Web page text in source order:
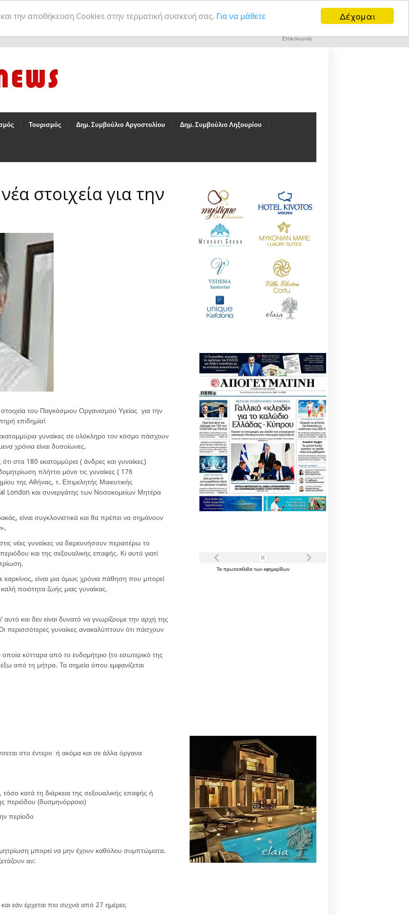
Δέχομαι
την αποθήκευση Cookies στην τερματική συσκευή σας. Για να μάθετε
Επικοινωνία
Τουρισμός Δημ. Συμβούλιο Αργοστολίου Δημ. Συμβούλιο Ληξουρίου
στοιχεία για την
του Παγκόσμιου Οργανισμού Υγείας για την
επιδημία!
γυναίκες σε ολόκληρο τον κόσμο πάσχουν
χρόνια είναι δυσοίωνες.
στα 180 εκατομμύρια ( άνδρες και γυναίκες)
πλήττει μόνο τις γυναίκες ( 176
της Αθήνας, τ. Επιμελητής Μαιευτικής
London και συνεργάτης των Νοσοκομείων Μητέρα
είναι συγκλονιστικά και θα πρέπει να σημάνουν
.
νέες γυναίκες να διερευνήσουν περαιτέρω το
και της σεξουαλικής επαφής. Κι αυτό γιατί
καρκίνος, είναι μια όμως χρόνια πάθηση που μπορεί
ποιότητα ζωής μιας γυναίκας.
και δεν είναι δυνατό να γνωρίζουμε την αρχή της
περισσότερες γυναίκες ανακαλύπτουν ότι πάσχουν
κύτταρα από το ενδομήτριο (το εσωτερικό της
από τη μήτρα. Τα σημεία όπου εμφανίζεται
στο έντερο ή ακόμα και σε άλλα όργανα
κατά τη διάρκεια της σεξουαλικής επαφής ή
περιόδου (δυσμηνόρροια)
περίοδο
μπορεί να μην έχουν καθόλου συμπτώματα.
αν:
εάν έρχεται πιο συχνά από 27 ημέρες
Τα πρωτοσέλιδα των εφημερίδων